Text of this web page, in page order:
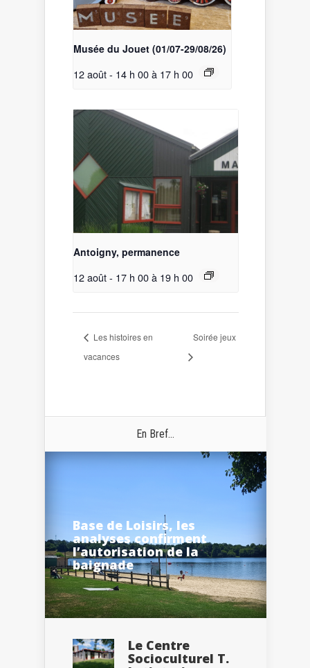
Musée du Jouet (01/07-29/08/26)
12 août - 14 h 00à 17 h 00
Antoigny, permanence
12 août - 17 h 00à 19 h 00
Les histoires en
vacances
Soirée jeux
En Bref...
Base de Loisirs, les
analyses confirment
l’autorisation de la
baignade
Le Centre
Socioculturel T.